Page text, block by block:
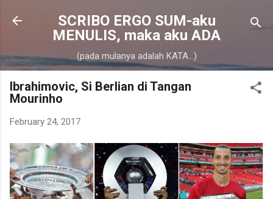
Skip to main content
SCRIBO ERGO SUM-aku
MENULIS, maka aku ADA
(pada mulanya adalah KATA...)
Ibrahimovic, Si Berlian di Tangan
Mourinho
February 24, 2017